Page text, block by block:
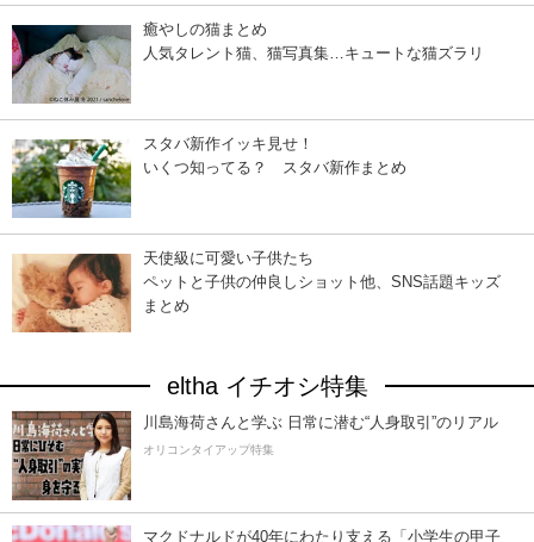
癒やしの猫まとめ
人気タレント猫、猫写真集…キュートな猫ズラリ
スタバ新作イッキ見せ！
いくつ知ってる？ スタバ新作まとめ
天使級に可愛い子供たち
ペットと子供の仲良しショット他、SNS話題キッズ
まとめ
eltha イチオシ特集
川島海荷さんと学ぶ 日常に潜む“人身取引”のリアル
オリコンタイアップ特集
マクドナルドが40年にわたり支える「小学生の甲子